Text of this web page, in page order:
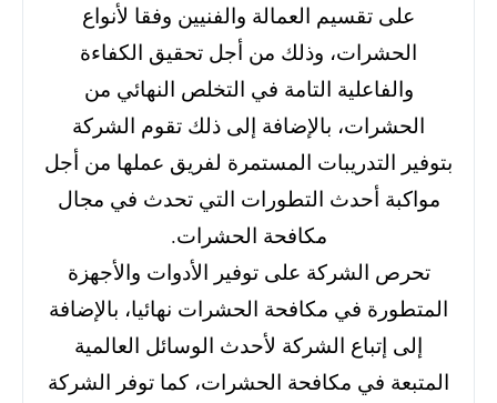
على تقسيم العمالة والفنيين وفقا لأنواع
الحشرات، وذلك من أجل تحقيق الكفاءة
والفاعلية التامة في التخلص النهائي من
الحشرات، بالإضافة إلى ذلك تقوم الشركة
بتوفير التدريبات المستمرة لفريق عملها من أجل
مواكبة أحدث التطورات التي تحدث في مجال
مكافحة الحشرات.
تحرص الشركة على توفير الأدوات والأجهزة
المتطورة في مكافحة الحشرات نهائيا، بالإضافة
إلى إتباع الشركة لأحدث الوسائل العالمية
المتبعة في مكافحة الحشرات، كما توفر الشركة